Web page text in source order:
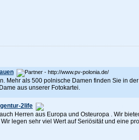
Mehr als 500 polnische Damen finden Sie in
aus unserer Fotokartei.
2life
Herren aus Europa und Osteuropa . Wir
legen sehr viel Wert auf Seriösität und eine